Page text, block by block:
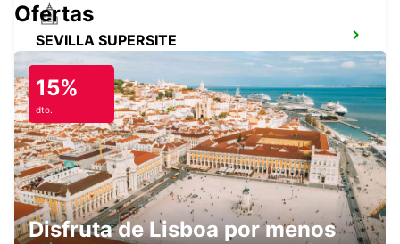
SEVILLA SUPERSITE
SEVILLA - SPAIN
FARO MONTENEGRO
FARO - PORTUGAL
Ofertas
15%
dto.
Disfruta de Lisboa por menos